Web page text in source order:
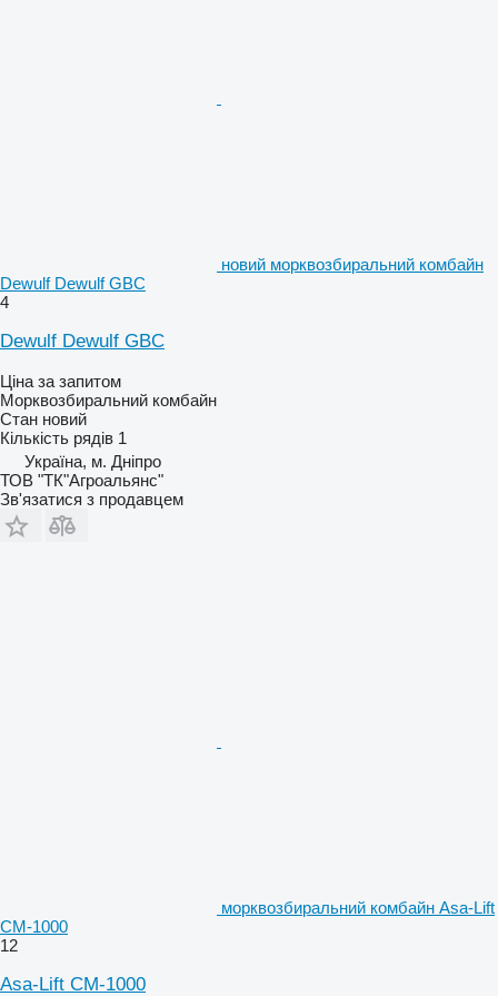
новий морквозбиральний комбайн
Dewulf Dewulf GBC
4
Dewulf Dewulf GBC
Ціна за запитом
Морквозбиральний комбайн
Стан новий
Кількість рядів 1
Україна, м. Дніпро
ТОВ "ТК"Агроальянс"
Зв'язатися з продавцем
морквозбиральний комбайн Asa-Lift
CM-1000
12
Asa-Lift CM-1000